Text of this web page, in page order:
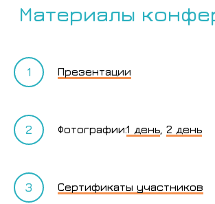
Материалы
Презентации
Фотографии:1 день 2 день
Сертификаты участников